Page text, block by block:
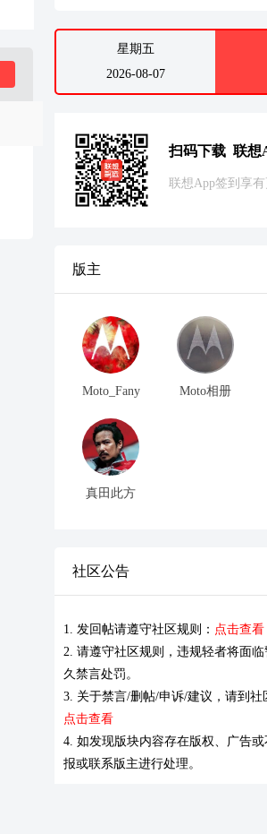
星期五
2026-08-07
扫码下载 联想
联想App签到享有
版主
Moto_Fany Moto相册
真田此方
社区公告
1. 发回帖请遵守社区规则： 点击查看
2. 请遵守社区规则，违规轻者将面
久禁言处罚。
3. 关于禁言/删帖/申诉/建议，请到社
点击查看
4. 如发现版块内容存在版权、广告
报或联系版主进行处理。